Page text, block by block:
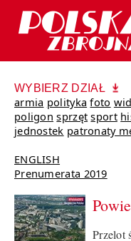
WYBIERZ DZIAŁ
armia polityka foto
poligon sprzęt sport
jednostek patronaty
ENGLISH
Prenumerata 2019
Przelot